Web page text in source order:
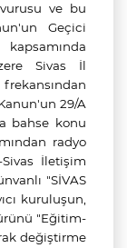
ve bu
Geçici
Sivas İl
Kanun'un 29/A
bahse konu
radyo
Sivas İletişim
"SİVAS
kuruluşun,
"Eğitim-
değiştirme